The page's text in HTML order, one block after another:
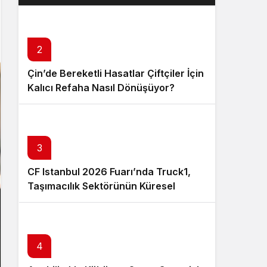
Layık Görüldü?
2
Çin’de Bereketli Hasatlar Çiftçiler İçin
Kalıcı Refaha Nasıl Dönüşüyor?
3
CF Istanbul 2026 Fuarı’nda Truck1,
Taşımacılık Sektörünün Küresel
Tedarik Zincirini Dijital Platformuyla
4